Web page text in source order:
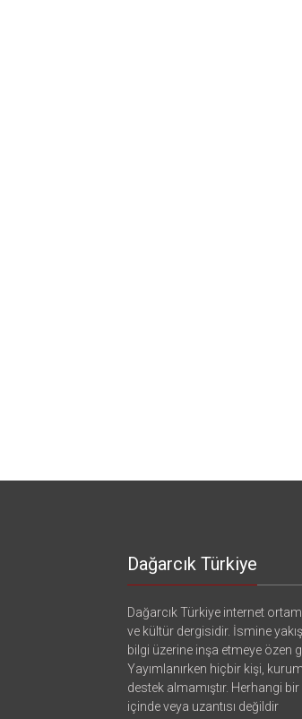
Dağarcık Türkiye
Dağarcık Türkiye internet
ve kültür dergisidir. İsmine
bilgi üzerine inşa etmeye özen
Yayımlanırken hiçbir kişi,
destek almamıştır. Herhangi
içinde veya uzantısı değildir